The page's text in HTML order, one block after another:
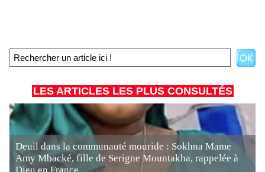
LES ARTICLES LES PLUS CONSULTÉS
Deuil dans la communauté mouride : Sokhna Mame
Amy Mbacké, fille de Serigne Mountakha, rappelée à